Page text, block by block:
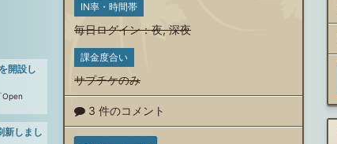
開設し
Open
新しまし
IN率・時間帯
毎日ログイン：夜,深夜
課金度合い
サプチケのみ
3 件のコメント